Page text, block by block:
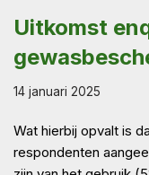
Uitkomst
14 januari 2025
Wat hierbij opvalt is
respondenten